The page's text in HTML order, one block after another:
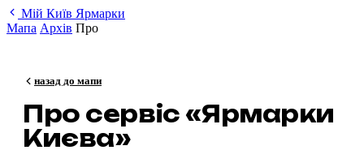
Мій Київ Ярмарки
Мапа Архів Про
назад до мапи
Про сервіс «Ярмарки
Києва»